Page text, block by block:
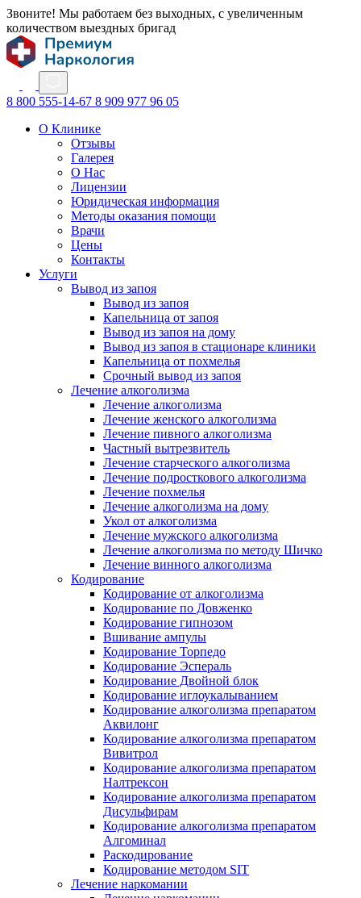
Звоните! Мы работаем без выходных, с увеличенным
количеством выездных бригад
8 800 555-14-67 8 909 977 96 05
О Клинике
Отзывы
Галерея
О Нас
Лицензии
Юридическая информация
Методы оказания помощи
Врачи
Цены
Контакты
Услуги
Вывод из запоя
Вывод из запоя
Капельница от запоя
Вывод из запоя на дому
Вывод из запоя в стационаре клиники
Капельница от похмелья
Срочный вывод из запоя
Лечение алкоголизма
Лечение алкоголизма
Лечение женского алкоголизма
Лечение пивного алкоголизма
Частный вытрезвитель
Лечение старческого алкоголизма
Лечение подросткового алкоголизма
Лечение похмелья
Лечение алкоголизма на дому
Укол от алкоголизма
Лечение мужского алкоголизма
Лечение алкоголизма по методу Шичко
Лечение винного алкоголизма
Кодирование
Кодирование от алкоголизма
Кодирование по Довженко
Кодирование гипнозом
Вшивание ампулы
Кодирование Торпедо
Кодирование Эспераль
Кодирование Двойной блок
Кодирование иглоукалыванием
Кодирование алкоголизма препаратом
Аквилонг
Кодирование алкоголизма препаратом
Вивитрол
Кодирование алкоголизма препаратом
Налтрексон
Кодирование алкоголизма препаратом
Дисульфирам
Кодирование алкоголизма препаратом
Алгоминал
Раскодирование
Кодирование методом SIT
Лечение наркомании